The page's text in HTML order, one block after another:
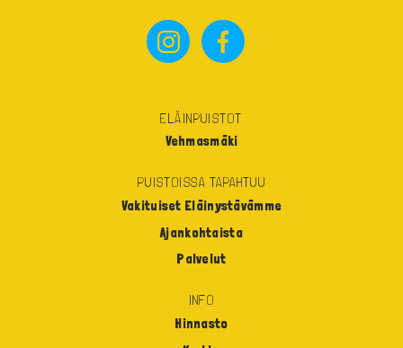
ELÄINPUISTOT
Vehmasmäki
PUISTOISSA TAPAHTUU
Vakituiset Eläinystävämme
Ajankohtaista
Palvelut
INFO
Hinnasto